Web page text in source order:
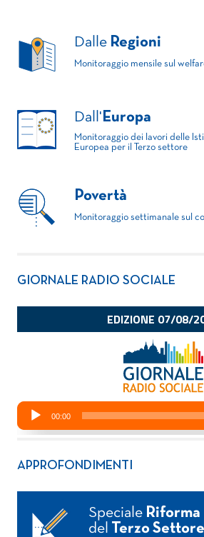
Dalle Regioni
Monitoraggio mensile sul
Dall' Europa
Monitoraggio dei lavori delle
Europea per il Terzo settore
Povertà
Monitoraggio settimanale sul
GIORNALE RADIO SOCIALE
APPROFONDIMENTI
Speciale Riforma
del
Terzo Settore